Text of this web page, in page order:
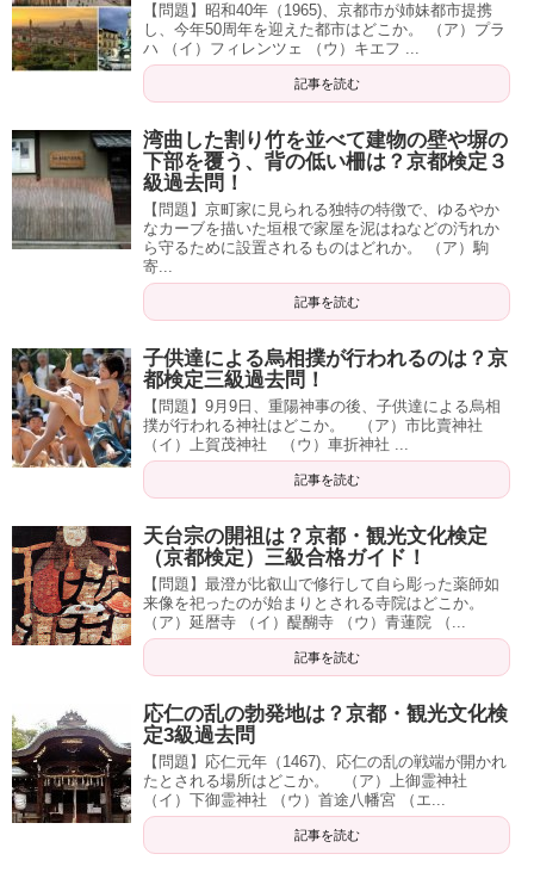
【問題】昭和40年（1965)、京都市が姉妹都市提携
し、今年50周年を迎えた都市はどこか。 （ア）プラ
ハ （イ）フィレンツェ （ウ）キエフ ...
記事を読む
湾曲した割り竹を並べて建物の壁や塀の
下部を覆う、背の低い柵は？京都検定３
級過去問！
【問題】京町家に見られる独特の特徴で、ゆるやか
なカーブを描いた垣根で家屋を泥はねなどの汚れか
ら守るために設置されるものはどれか。 （ア）駒
寄...
記事を読む
子供達による烏相撲が行われるのは？京
都検定三級過去問！
【問題】9月9日、重陽神事の後、子供達による烏相
撲が行われる神社はどこか。 （ア）市比賣神社
（イ）上賀茂神社 （ウ）車折神社 ...
記事を読む
天台宗の開祖は？京都・観光文化検定
（京都検定）三級合格ガイド！
【問題】最澄が比叡山で修行して自ら彫った薬師如
来像を祀ったのが始まりとされる寺院はどこか。
（ア）延暦寺 （イ）醍醐寺 （ウ）青蓮院 （...
記事を読む
応仁の乱の勃発地は？京都・観光文化検
定3級過去問
【問題】応仁元年（1467)、応仁の乱の戦端が開かれ
たとされる場所はどこか。 （ア）上御霊神社
（イ）下御霊神社 （ウ）首途八幡宮 （エ...
記事を読む